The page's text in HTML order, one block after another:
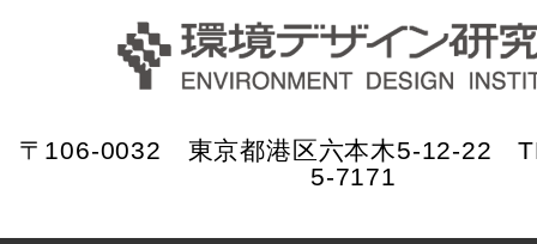
〒106-0032 東京都港区六本木5-12-22
5-7171